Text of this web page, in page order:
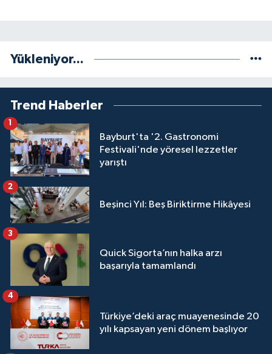
Yükleniyor...
Trend Haberler
Bayburt'ta '2. Gastronomi
Festivali'nde yöresel lezzetler
yarıştı
1
Beşinci Yıl: Beş Biriktirme Hikâyesi
2
Quick Sigorta’nın halka arzı
başarıyla tamamlandı
3
Türkiye’deki araç muayenesinde 20
yılı kapsayan yeni dönem başlıyor
4